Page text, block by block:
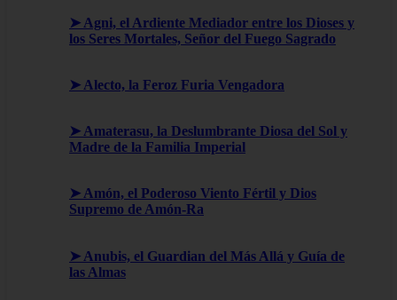
➤ Agni, el Ardiente Mediador entre los Dioses y
los Seres Mortales, Señor del Fuego Sagrado
➤ Alecto, la Feroz Furia Vengadora
➤ Amaterasu, la Deslumbrante Diosa del Sol y
Madre de la Familia Imperial
➤ Amón, el Poderoso Viento Fértil y Dios
Supremo de Amón-Ra
➤ Anubis, el Guardian del Más Allá y Guía de
las Almas